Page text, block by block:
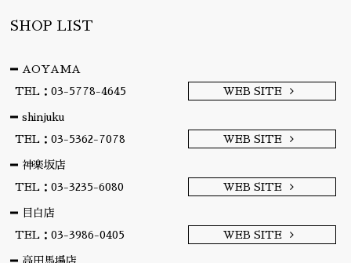
SHOP LIST
AOYAMA
TEL：03-5778-4645
WEB SITE
shinjuku
TEL：03-5362-7078
WEB SITE
神楽坂店
TEL：03-3235-6080
WEB SITE
目白店
TEL：03-3986-0405
WEB SITE
高田馬場店